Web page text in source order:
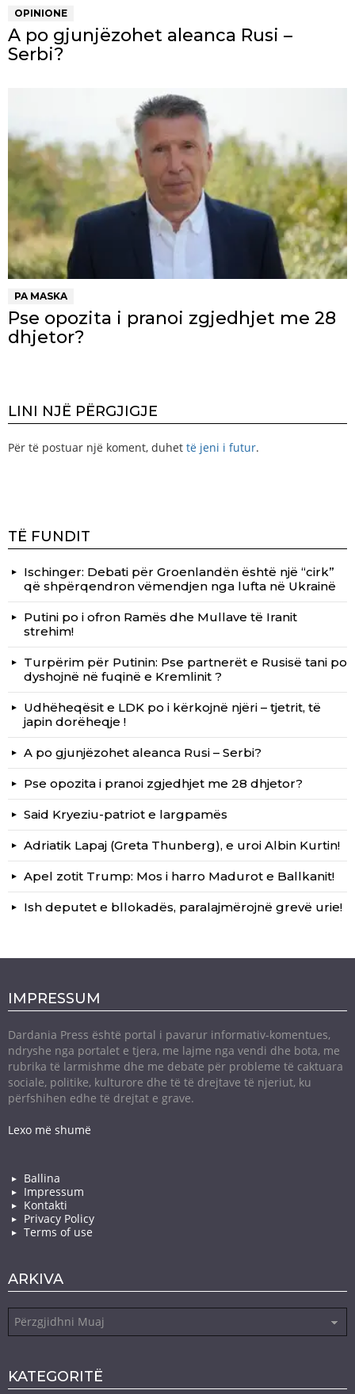
OPINIONE
A po gjunjëzohet aleanca Rusi –
Serbi?
PA MASKA
Pse opozita i pranoi zgjedhjet me 28
dhjetor?
LINI NJË PËRGJIGJE
Për të postuar një koment, duhet të jeni i futur.
TË FUNDIT
Ischinger: Debati për Groenlandën është një “cirk”
që shpërqendron vëmendjen nga lufta në Ukrainë
Putini po i ofron Ramës dhe Mullave të Iranit
strehim!
Turpërim për Putinin: Pse partnerët e Rusisë tani po
dyshojnë në fuqinë e Kremlinit ?
Udhëheqësit e LDK po i kërkojnë njëri – tjetrit, të
japin dorëheqje !
A po gjunjëzohet aleanca Rusi – Serbi?
Pse opozita i pranoi zgjedhjet me 28 dhjetor?
Said Kryeziu-patriot e largpamës
Adriatik Lapaj (Greta Thunberg), e uroi Albin Kurtin!
Apel zotit Trump: Mos i harro Madurot e Ballkanit!
Ish deputet e bllokadës, paralajmërojnë grevë urie!
IMPRESSUM
Dardania Press është portal i pavarur informativ-komentues,
ndryshe nga portalet e tjera, me lajme nga vendi dhe bota, me
rubrika të larmishme dhe me debate për probleme të caktuara
sociale, politike, kulturore dhe të të drejtave të njeriut, ku
përfshihen edhe të drejtat e grave.
Lexo më shumë
Ballina
Impressum
Kontakti
Privacy Policy
Terms of use
ARKIVA
KATEGORITË